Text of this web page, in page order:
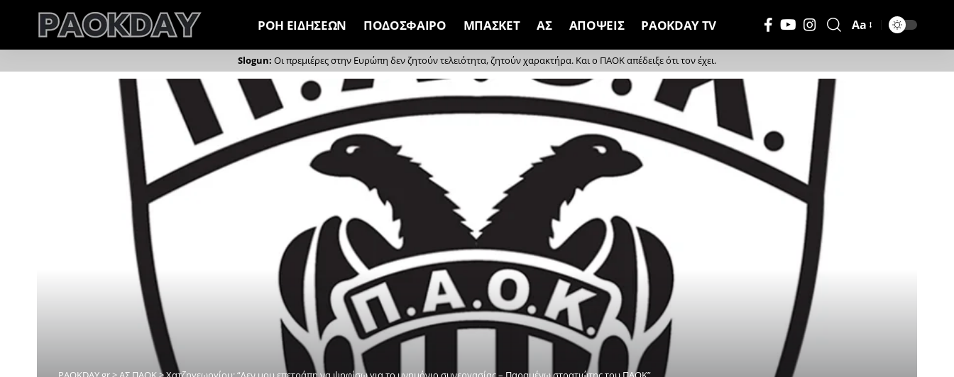
ΡΟΗ ΕΙΔΗΣΕΩΝ ΠΟΔΟΣΦΑΙΡΟ ΜΠΑΣΚΕΤ ΑΣ ΑΠΟΨΕΙΣ PAOKDAY TV
Μέγεθος
Γραμματοσειράς
Aa
Οι πρεμιέρες στην Ευρώπη δεν ζητούν τελειότητα, ζητούν χαρακτήρα. Και ο ΠΑΟΚ απέδειξε ότι τον έχει.